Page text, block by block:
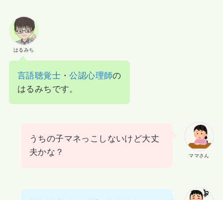
はるみち
言語聴覚士・公認心理師の
はるみちです。
ママさん
うちの子マネっこしないけど大丈
夫かな？